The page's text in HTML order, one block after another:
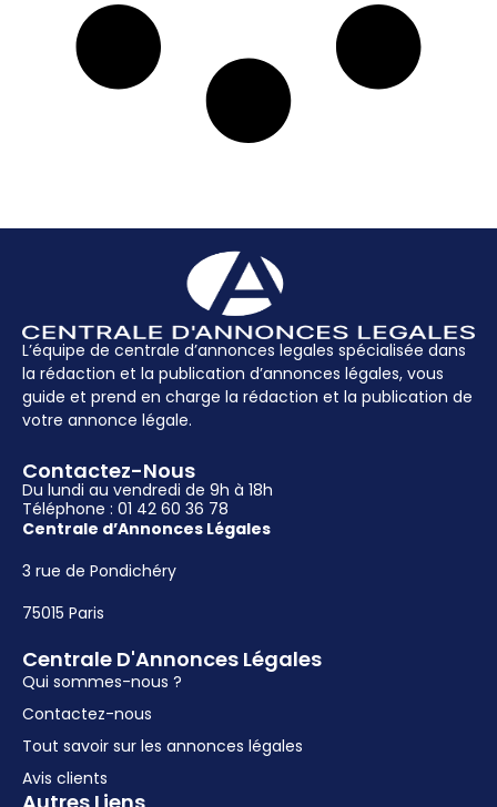
L’équipe de centrale d’annonces legales spécialisée dans
la rédaction et la publication d’annonces légales, vous
guide et prend en charge la rédaction et la publication de
votre annonce légale.
Centrale D'Annonces Légales
Qui sommes-nous ?
Contactez-nous
Tout savoir sur les annonces légales
Avis clients
Contactez-Nous
Du lundi au vendredi de 9h à 18h
Téléphone : 01 42 60 36 78
Centrale d’Annonces Légales
3 rue de Pondichéry
75015 Paris